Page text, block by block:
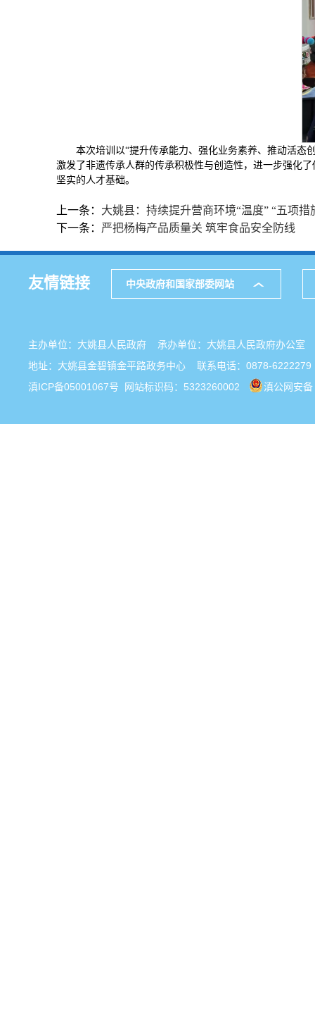
本次培训以“提升传承能力、强化业务素养、推动活态
激发了非遗传承人群的传承积极性与创造性，进一步强化
坚实的人才基础。
上一条： 大姚县：持续提升营商环境“温度” “五项措
下一条： 严把杨梅产品质量关 筑牢食品安全防线
友情链接 中央政府和国家部委网站
主办单位：大姚县人民政府 承办单位：大姚县人民政府办公
地址：大姚县金碧镇金平路政务中心 联系电话：0878-6222279
滇ICP备05001067号 网站标识码：5323260002 滇公网安